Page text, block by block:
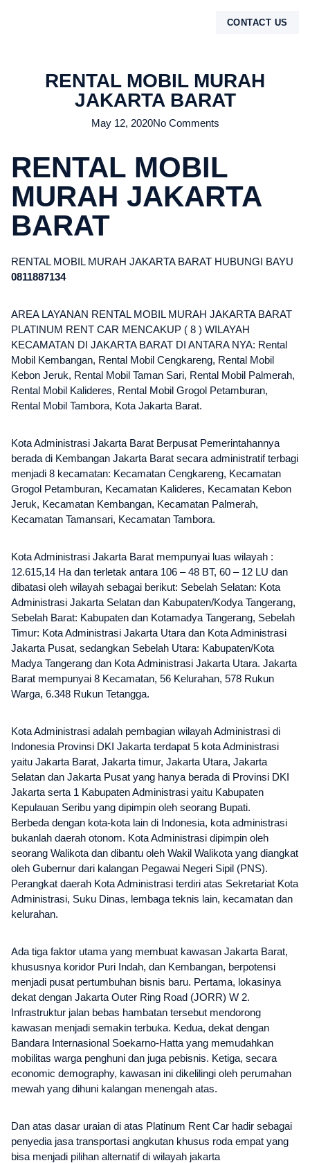
CONTACT US
RENTAL MOBIL MURAH
JAKARTA BARAT
May 12, 2020No Comments
RENTAL MOBIL
MURAH JAKARTA
BARAT
RENTAL MOBIL MURAH JAKARTA BARAT HUBUNGI BAYU
0811887134
AREA LAYANAN RENTAL MOBIL MURAH JAKARTA BARAT
PLATINUM RENT CAR MENCAKUP ( 8 ) WILAYAH
KECAMATAN DI JAKARTA BARAT DI ANTARA NYA: Rental
Mobil Kembangan, Rental Mobil Cengkareng, Rental Mobil
Kebon Jeruk, Rental Mobil Taman Sari, Rental Mobil Palmerah,
Rental Mobil Kalideres, Rental Mobil Grogol Petamburan,
Rental Mobil Tambora, Kota Jakarta Barat.
Kota Administrasi Jakarta Barat Berpusat Pemerintahannya
berada di Kembangan Jakarta Barat secara administratif terbagi
menjadi 8 kecamatan: Kecamatan Cengkareng, Kecamatan
Grogol Petamburan, Kecamatan Kalideres, Kecamatan Kebon
Jeruk, Kecamatan Kembangan, Kecamatan Palmerah,
Kecamatan Tamansari, Kecamatan Tambora.
Kota Administrasi Jakarta Barat mempunyai luas wilayah :
12.615,14 Ha dan terletak antara 106 – 48 BT, 60 – 12 LU dan
dibatasi oleh wilayah sebagai berikut: Sebelah Selatan: Kota
Administrasi Jakarta Selatan dan Kabupaten/Kodya Tangerang,
Sebelah Barat: Kabupaten dan Kotamadya Tangerang, Sebelah
Timur: Kota Administrasi Jakarta Utara dan Kota Administrasi
Jakarta Pusat, sedangkan Sebelah Utara: Kabupaten/Kota
Madya Tangerang dan Kota Administrasi Jakarta Utara. Jakarta
Barat mempunyai 8 Kecamatan, 56 Kelurahan, 578 Rukun
Warga, 6.348 Rukun Tetangga.
Kota Administrasi adalah pembagian wilayah Administrasi di
Indonesia Provinsi DKI Jakarta terdapat 5 kota Administrasi
yaitu Jakarta Barat, Jakarta timur, Jakarta Utara, Jakarta
Selatan dan Jakarta Pusat yang hanya berada di Provinsi DKI
Jakarta serta 1 Kabupaten Administrasi yaitu Kabupaten
Kepulauan Seribu yang dipimpin oleh seorang Bupati.
Berbeda dengan kota-kota lain di Indonesia, kota administrasi
bukanlah daerah otonom. Kota Administrasi dipimpin oleh
seorang Walikota dan dibantu oleh Wakil Walikota yang diangkat
oleh Gubernur dari kalangan Pegawai Negeri Sipil (PNS).
Perangkat daerah Kota Administrasi terdiri atas Sekretariat Kota
Administrasi, Suku Dinas, lembaga teknis lain, kecamatan dan
kelurahan.
Ada tiga faktor utama yang membuat kawasan Jakarta Barat,
khususnya koridor Puri Indah, dan Kembangan, berpotensi
menjadi pusat pertumbuhan bisnis baru. Pertama, lokasinya
dekat dengan Jakarta Outer Ring Road (JORR) W 2.
Infrastruktur jalan bebas hambatan tersebut mendorong
kawasan menjadi semakin terbuka. Kedua, dekat dengan
Bandara Internasional Soekarno-Hatta yang memudahkan
mobilitas warga penghuni dan juga pebisnis. Ketiga, secara
economic demography, kawasan ini dikelilingi oleh perumahan
mewah yang dihuni kalangan menengah atas.
Dan atas dasar uraian di atas Platinum Rent Car hadir sebagai
penyedia jasa transportasi angkutan khusus roda empat yang
bisa menjadi pilihan alternatif di wilayah jakarta